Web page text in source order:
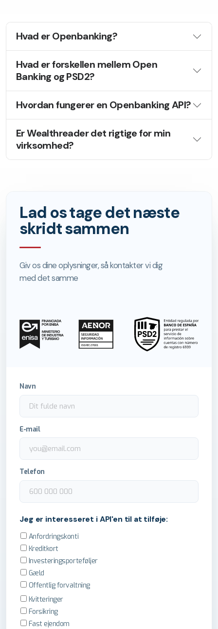
Hvad er Openbanking?
Hvad er forskellen mellem Open
Banking og PSD2?
Hvordan fungerer en Openbanking API?
Er Wealthreader det rigtige for min
virksomhed?
Lad os tage det næste
skridt sammen
Giv os dine oplysninger, så kontakter vi dig
med det samme
Navn
E-mail
Telefon
Jeg er interesseret i API'en til at tilføje:
Anfordringskonti
Kreditkort
Investeringsporteføljer
Gæld
Offentlig forvaltning
Kvitteringer
Forsikring
Fast ejendom